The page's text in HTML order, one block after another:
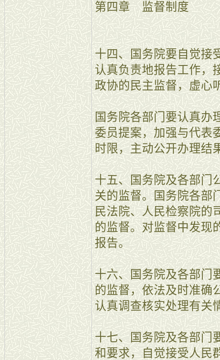
第四章 监督制度
十四、国务院要自觉接
认真负责地报告工作，
政协的民主监督，虚心
国务院各部门要认真办
委员提案，加强与代表
时限，主动公开办理结
十五、国务院及各部门
关的监督。国务院各部
民法院、人民检察院的
的监督。对监督中发现
报告。
十六、国务院及各部门
的监督，依法及时准确
认真调查核实处理有关
十七、国务院及各部门
和要求，自觉接受人民